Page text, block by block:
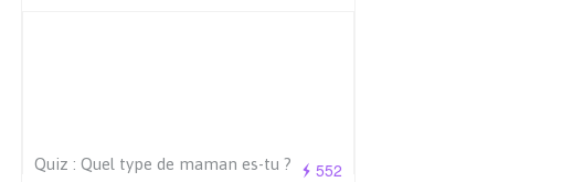
552
Quiz : Quel type de maman es-tu ?